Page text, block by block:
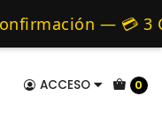
ACCESO 0
Dohc 2010-
a